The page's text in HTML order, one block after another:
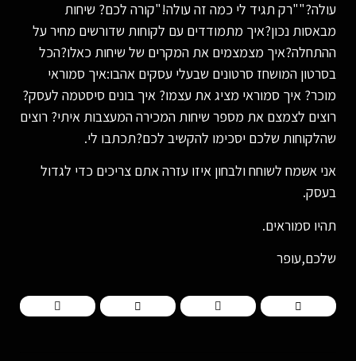
עולה?""רק תגיד לי כמה זה עולה!"קורה לכם? שיחות
מבאסות נכון?איך מתמודדים עם לקוחות שדורשים מחיר על
ההתחלה?איך מצמצמים את המקרים של שיחות כאלו?הכל
בסרטון המושחז סרטונים שבעלי עסקים אהבו:איך סמוראי
מוכר? איך סמוראי מציג את עצמו? איך בונים סיסטמה לעסק?
רוצים לצמצם את מספר שיחות המכירה המעצבות איתי? רוצים
שהלקוחות שלכם יסכימו להקשיב לכם?תכתבו לי.
אני אשמח לשוחח ולבחון איזו עזרה אתם צריכים כדי לגדול
בעסק.
תהיו סמוראים.
שלכם,עופר